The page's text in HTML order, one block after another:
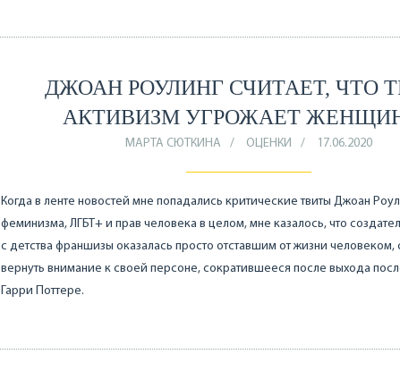
ДЖОАН РОУЛИНГ СЧИТАЕТ, ЧТО
АКТИВИЗМ УГРОЖАЕТ
МАРТА СЮТКИНА ОЦЕНКИ 17.06.2020
Когда в ленте новостей мне попадались критические твиты Джоан
феминизма, ЛГБТ+ и прав человека в целом, мне казалось, что
с детства франшизы оказалась просто отставшим от жизни
вернуть внимание к своей персоне, сократившееся после выхода
Гарри Поттере.